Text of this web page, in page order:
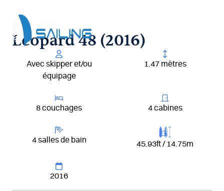
contenu
Leopard 48 (2016)
Avec skipper et/ou
équipage
1.47 mètres
8 couchages 4 cabines
4 salles de bain 45.93ft / 14.75m
2016